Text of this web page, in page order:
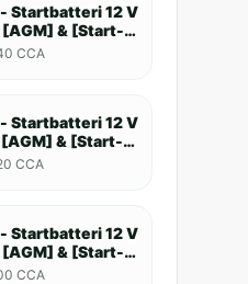
Startbatteri 12 V
& [Start-
CCA
Startbatteri 12 V
& [Start-
CCA
Startbatteri 12 V
& [Start-
CCA